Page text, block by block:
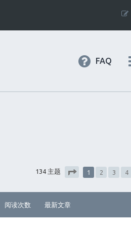
FAQ
134 主题
1 2 3 4
阅读次数 最新文章